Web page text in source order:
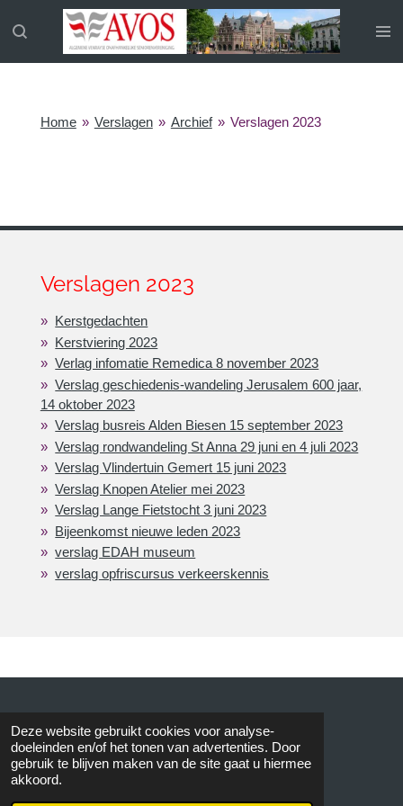
Deze website gebruikt cookies voor analyse-
doeleinden en/of het tonen van advertenties. Door
gebruik te blijven maken van de site gaat u hiermee
akkoord.
direct
Home » Verslagen » Archief » Verslagen 2023
Verslagen 2023
Kerstgedachten
Kerstviering 2023
Verlag infomatie Remedica 8 november 2023
Verslag geschiedenis-wandeling Jerusalem 600 jaar,
14 oktober 2023
Verslag busreis Alden Biesen 15 september 2023
Verslag rondwandeling St Anna 29 juni en 4 juli 2023
Verslag Vlindertuin Gemert 15 juni 2023
Verslag Knopen Atelier mei 2023
Verslag Lange Fietstocht 3 juni 2023
Bijeenkomst nieuwe leden 2023
verslag EDAH museum
verslag opfriscursus verkeerskennis
© 2015 AVOS